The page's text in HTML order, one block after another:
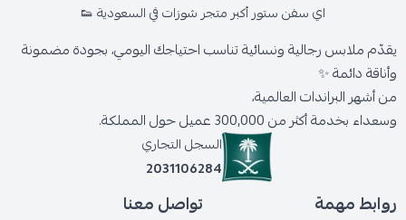
اي سفن ستور أكبر متجر شوزات في السعودية 👟
يقدّم ملابس رجالية ونسائية تناسب احتياجك اليومي، بجودة مضمونة
وأناقة دائمة ✨
من أشهر البراندات العالمية،
وسعداء بخدمة أكثر من 300,000 عميل حول المملكة.
السجل التجاري
2031106284
روابط مهمة تواصل معنا